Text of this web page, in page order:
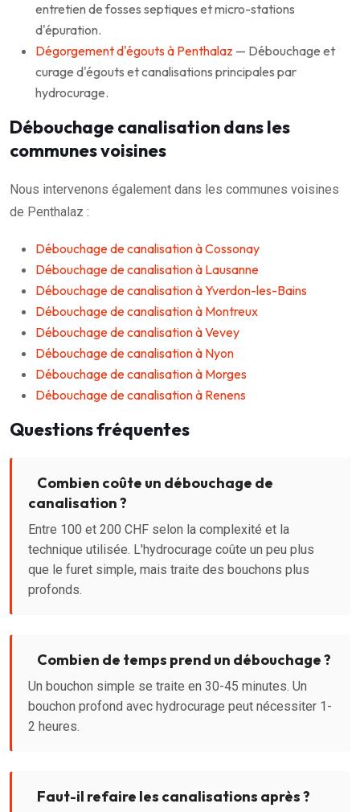
entretien de fosses septiques et micro-stations
d'épuration.
Dégorgement d'égouts à Penthalaz — Débouchage et
curage d'égouts et canalisations principales par
hydrocurage.
Débouchage canalisation dans les
communes voisines
Nous intervenons également dans les communes voisines
de Penthalaz :
Débouchage de canalisation à Cossonay
Débouchage de canalisation à Lausanne
Débouchage de canalisation à Yverdon-les-Bains
Débouchage de canalisation à Montreux
Débouchage de canalisation à Vevey
Débouchage de canalisation à Nyon
Débouchage de canalisation à Morges
Débouchage de canalisation à Renens
Questions fréquentes
Combien coûte un débouchage de
canalisation ?
Entre 100 et 200 CHF selon la complexité et la
technique utilisée. L'hydrocurage coûte un peu plus
que le furet simple, mais traite des bouchons plus
profonds.
Combien de temps prend un débouchage ?
Un bouchon simple se traite en 30-45 minutes. Un
bouchon profond avec hydrocurage peut nécessiter 1-
2 heures.
Faut-il refaire les canalisations après ?